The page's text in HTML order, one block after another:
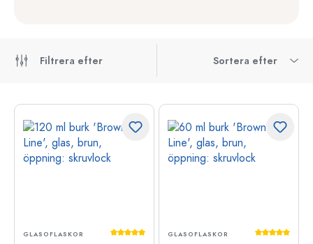
Filtrera efter Sortera efter
Genomsnittligt betyg på 5 av 5 stjärnor
GLASOFLASKOR GLASOFLASKOR